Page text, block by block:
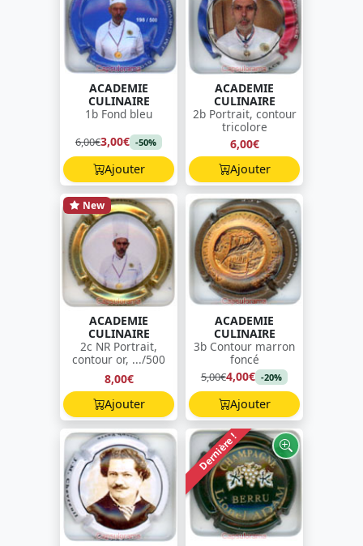
ACADEMIE
CULINAIRE
1b Fond bleu
6,00€3,00€ -50%
Ajouter
ACADEMIE
CULINAIRE
2b Portrait, contour
tricolore
6,00€
Ajouter
New
ACADEMIE
CULINAIRE
2c NR Portrait,
contour or, .../500
8,00€
Ajouter
ACADEMIE
CULINAIRE
3b Contour marron
foncé
5,00€4,00€ -20%
Ajouter
Dernière !